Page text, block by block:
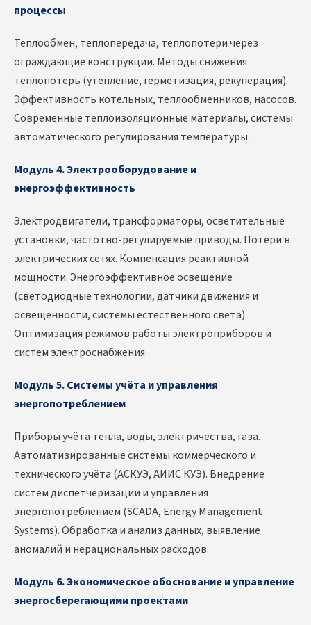
процессы
Теплообмен, теплопередача, теплопотери через
ограждающие конструкции. Методы снижения
теплопотерь (утепление, герметизация, рекуперация).
Эффективность котельных, теплообменников, насосов.
Современные теплоизоляционные материалы, системы
автоматического регулирования температуры.
Модуль 4. Электрооборудование и
энергоэффективность
Электродвигатели, трансформаторы, осветительные
установки, частотно-регулируемые приводы. Потери в
электрических сетях. Компенсация реактивной
мощности. Энергоэффективное освещение
(светодиодные технологии, датчики движения и
освещённости, системы естественного света).
Оптимизация режимов работы электроприборов и
систем электроснабжения.
Модуль 5. Системы учёта и управления
энергопотреблением
Приборы учёта тепла, воды, электричества, газа.
Автоматизированные системы коммерческого и
технического учёта (АСКУЭ, АИИС КУЭ). Внедрение
систем диспетчеризации и управления
энергопотреблением (SCADA, Energy Management
Systems). Обработка и анализ данных, выявление
аномалий и нерациональных расходов.
Модуль 6. Экономическое обоснование и управление
энергосберегающими проектами